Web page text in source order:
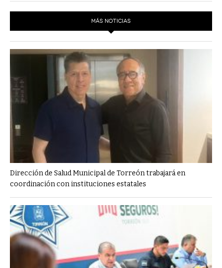
MÁS NOTICIAS
Dirección de Salud Municipal de Torreón trabajará en
coordinación con instituciones estatales